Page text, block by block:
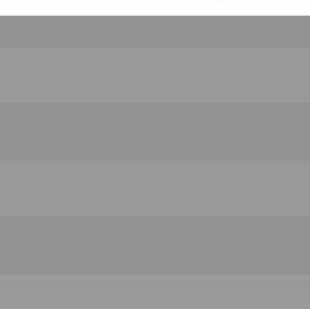
avoir fait l’objet de mises à jour. En
l’utilisateur, qui assume la totalité des